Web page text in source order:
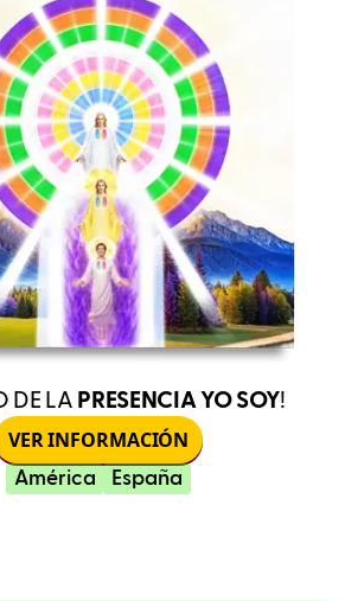
DE LA PRESENCIA YO SOY!
VER INFORMACIÓN
América España